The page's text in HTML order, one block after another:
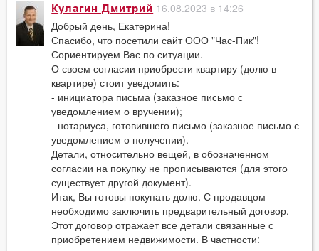
Кулагин Дмитрий 16.08.2023 в 14:26
Добрый день, Екатерина!
Спасибо, что посетили сайт ООО "Час-Пик"!
Сориентируем Вас по ситуации.
О своем согласии приобрести квартиру (долю в
квартире) стоит уведомить:
- инициатора письма (заказное письмо с
уведомлением о вручении);
- нотариуса, готовившего письмо (заказное письмо с
уведомлением о получении).
Детали, относительно вещей, в обозначенном
согласии на покупку не прописываются (для этого
существует другой документ).
Итак, Вы готовы покупать долю. С продавцом
необходимо заключить предварительный договор.
Этот договор отражает все детали связанные с
приобретением недвижимости. В частности: